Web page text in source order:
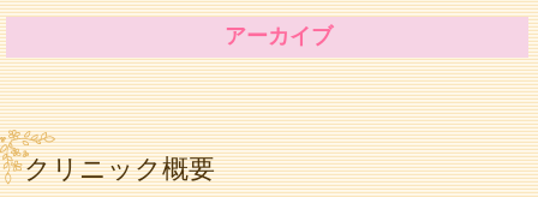
アーカイブ
クリニック概要